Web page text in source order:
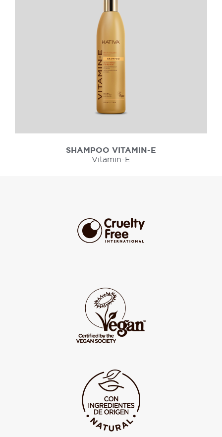
SHAMPOO VITAMIN-E
Vitamin-E